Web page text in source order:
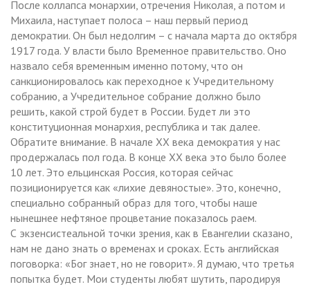
После коллапса монархии, отречения Николая, а потом и
Михаила, наступает полоса – наш первый период
демократии. Он был недолгим – с начала марта до октября
1917 года. У власти было Временное правительство. Оно
назвало себя временным именно потому, что он
санкционировалось как переходное к Учредительному
собранию, а Учредительное собрание должно было
решить, какой строй будет в России. Будет ли это
конституционная монархия, республика и так далее.
Обратите внимание. В начале ХХ века демократия у нас
продержалась пол года. В конце ХХ века это было более
10 лет. Это ельцинская Россия, которая сейчас
позиционируется как «лихие девяностые». Это, конечно,
специально собранный образ для того, чтобы наше
нынешнее нефтяное процветание показалось раем.
С экзенсистеальной точки зрения, как в Евангелии сказано,
нам не дано знать о временах и сроках. Есть английская
поговорка: «Бог знает, но не говорит». Я думаю, что третья
попытка будет. Мои студенты любят шутить, пародируя